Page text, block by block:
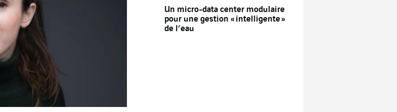
Un micro-data center modulaire
pour une gestion « intelligente »
de l’eau